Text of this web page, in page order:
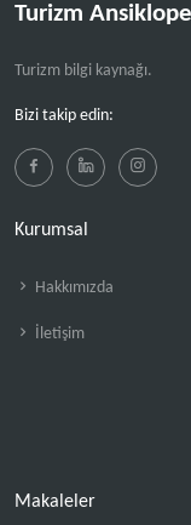
Turizm
Turizm bilgi kaynağı.
Bizi takip edin:
Kurumsal
Hakkımızda
İletişim
Makaleler